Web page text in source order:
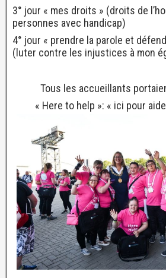
3° jour « mes droits » (droits de
personnes avec handicap)
4° jour « prendre la parole et
(luter contre les injustices à mon
Tous les accueillants
« Here to help »: « ici